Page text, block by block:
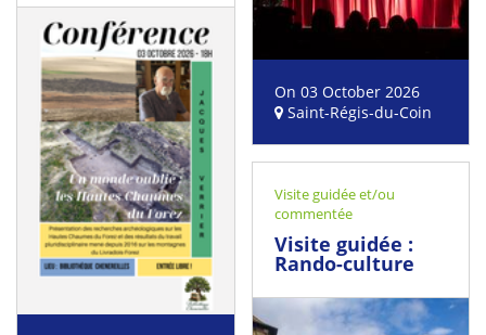
On 03 October 2026
Saint-Régis-du-Coin
Visite guidée et/ou
commentée
Visite guidée :
Rando-culture